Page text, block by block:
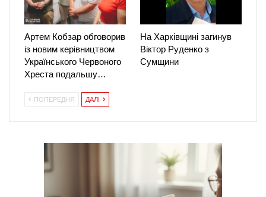
Артем Кобзар обговорив
із новим керівництвом
Українського Червоного
Хреста подальшу…
На Харківщині загинув
Віктор Руденко з
Сумщини
ПОПЕРЕДНЯ ДАЛІ